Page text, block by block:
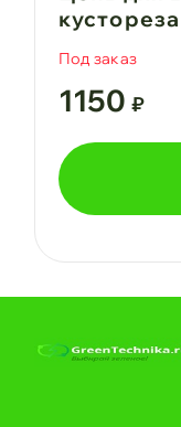
Под заказ
1150 ₽